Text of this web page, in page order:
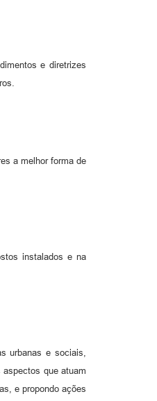
e diretrizes
a melhor forma de
instalados e na
urbanas e sociais,
que atuam
e propondo ações